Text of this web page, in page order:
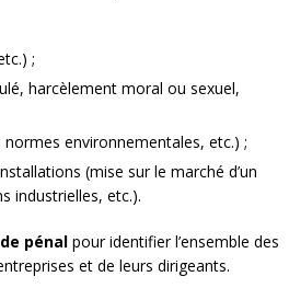
;
harcèlement moral ou sexuel,
environnementales, etc.) ;
(mise sur le marché d’un
industrielles, etc.).
pénal pour identifier l’ensemble des
et de leurs dirigeants.